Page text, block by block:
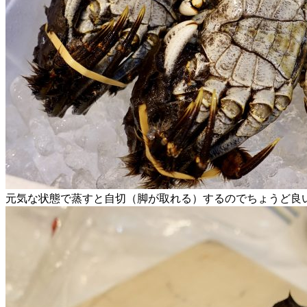
元気な状態で蒸すと自切（脚が取れる）するのでちょうど良